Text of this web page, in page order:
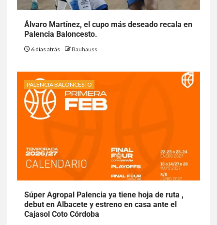
Álvaro Martínez, el cupo más deseado recala en
Palencia Baloncesto.
6 días atrás Bauhauss
PALENCIA BALONCESTO
Súper Agropal Palencia ya tiene hoja de ruta ,
debut en Albacete y estreno en casa ante el
Cajasol Coto Córdoba